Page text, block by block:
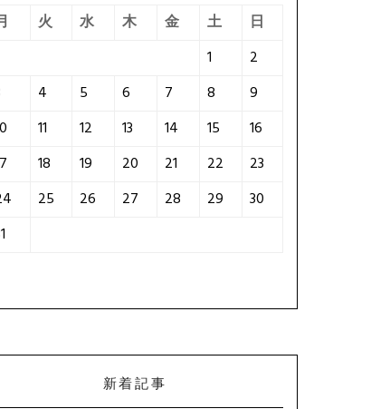
火 水 木 金 土
日
1
2
4 5 6 7 8
9
11 12 13 14 15
16
18 19 20 21 22
23
25 26 27 28 29
30
新着記事